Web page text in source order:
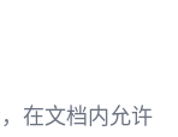
在文档内允许